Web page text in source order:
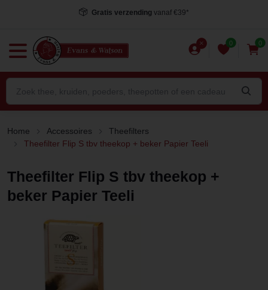
Gratis verzending vanaf €39*
0 0
Home Accessoires
Theefilters
Theefilter Flip S tbv theekop + beker Papier Teeli
Theefilter Flip S tbv theekop +
beker Papier Teeli